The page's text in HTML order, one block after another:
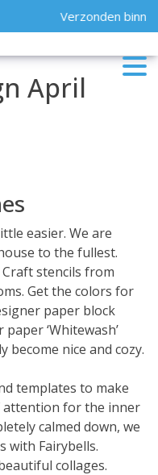
Verzonden
April
easier. We are
to the fullest.
stencils from
Get the colors for
paper block
‘Whitewash’
become nice and cozy.
templates to make
attention for the inner
calmed down, we
with Fairybells.
collages.